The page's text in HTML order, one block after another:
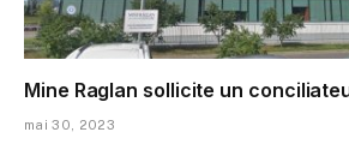
Mine Raglan sollicite un
mai 30, 2023